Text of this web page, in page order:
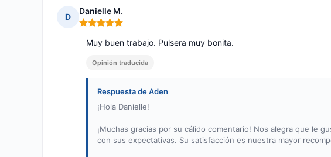
D
Danielle M.
Nota: 5 de 5
Muy buen trabajo. Pulsera muy bonita.
Opinión traducida
Respuesta de Aden
¡Hola Danielle!
¡Muchas gracias por su cálido comentario! Nos alegra que le
con sus expectativas. Su satisfacción es nuestra mayor